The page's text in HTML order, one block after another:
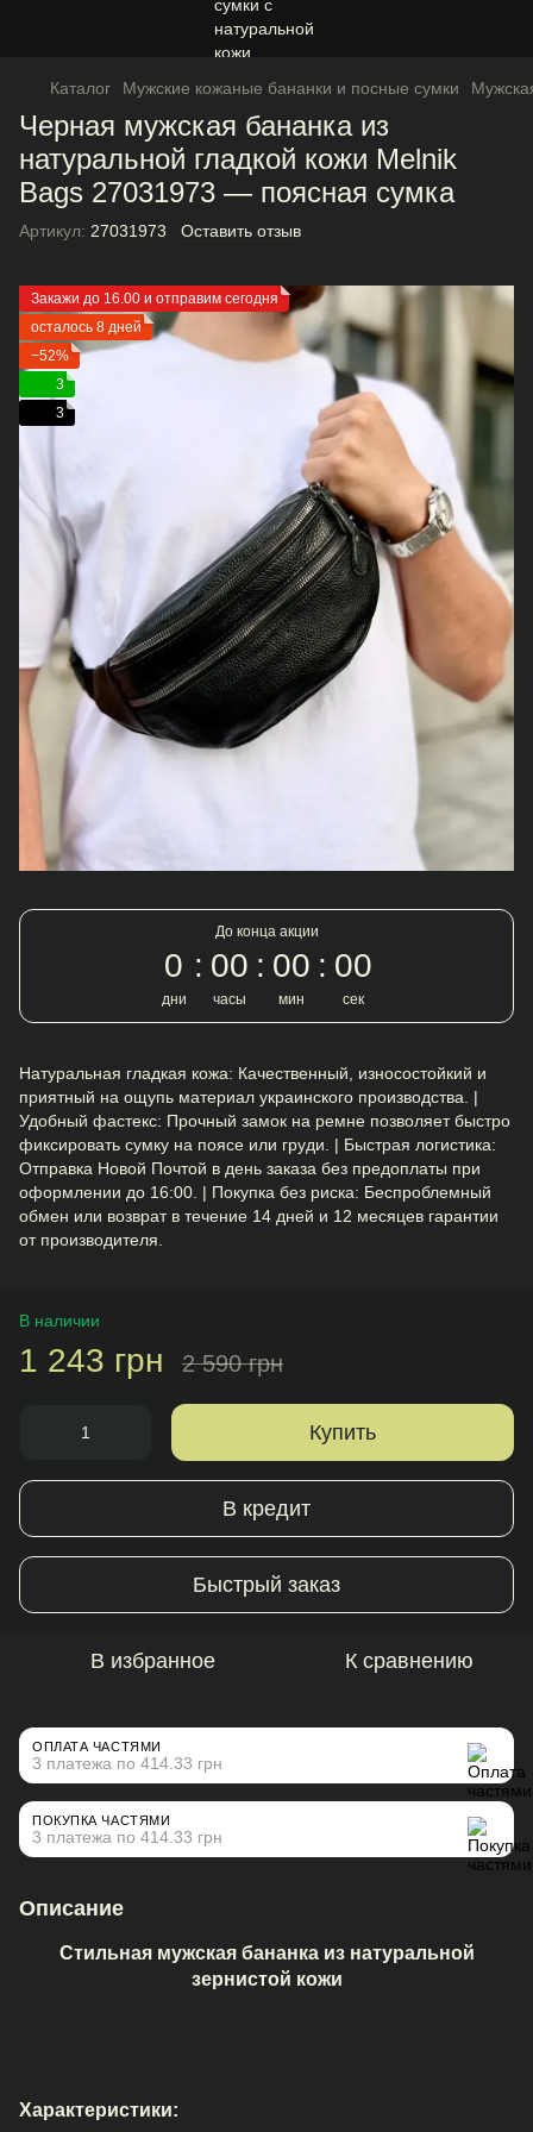
Каталог Мужские кожаные бананки и посные сумки
Черная мужская бананка из
натуральной гладкой кожи Melnik
Bags 27031973 — поясная сумка
Артикул: 27031973 Оставить отзыв
Закажи до 16.00 и отправим сегодня
осталось 8 дней
−52%
3
3
До конца акции
0
дни
00
часы
00
мин
00
сек
Натуральная гладкая кожа: Качественный, износостойкий и
приятный на ощупь материал украинского производства. |
Удобный фастекс: Прочный замок на ремне позволяет быстро
фиксировать сумку на поясе или груди. | Быстрая логистика:
Отправка Новой Почтой в день заказа без предоплаты при
оформлении до 16:00. | Покупка без риска: Беспроблемный
обмен или возврат в течение 14 дней и 12 месяцев гарантии
от производителя.
В наличии
1 243 грн 2 590 грн
Купить
В кредит
Быстрый заказ
В избранное К сравнению
ОПЛАТА ЧАСТЯМИ
3 платежа по 414.33 грн
ПОКУПКА ЧАСТЯМИ
3 платежа по 414.33 грн
Описание
Стильная мужская бананка из натуральной
зернистой кожи
Характеристики: